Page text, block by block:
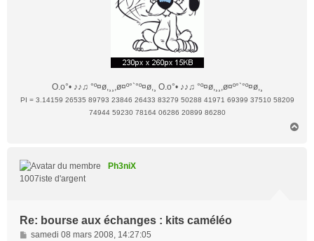
O.o°• ♪♪♫ °º¤ø,¸¸,ø¤º°`°º¤ø,¸ O.o°• ♪♪♫ °º¤ø,¸¸,ø¤º°`°º¤ø,¸
PI = 3.14159 26535 89793 23846 26433 83279 50288 41971 69399 37510 58209
74944 59230 78164 06286 20899 86280
Ph3niX
1007iste d'argent
Re: bourse aux échanges : kits caméléo
M
samedi 08 mars 2008, 14:27:05